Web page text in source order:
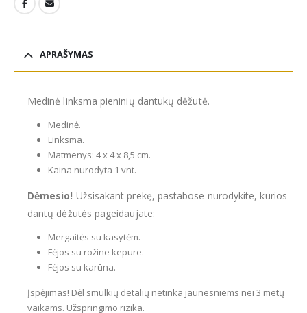
APRAŠYMAS
Medinė linksma pieninių dantukų dėžutė.
Medinė.
Linksma.
Matmenys: 4 x 4 x 8,5 cm.
Kaina nurodyta 1 vnt.
Dėmesio! Užsisakant prekę, pastabose nurodykite, kurios
dantų dėžutės pageidaujate:
Mergaitės su kasytėm.
Fėjos su rožine kepure.
Fėjos su karūna.
Įspėjimas! Dėl smulkių detalių netinka jaunesniems nei 3 metų
vaikams. Užspringimo rizika.